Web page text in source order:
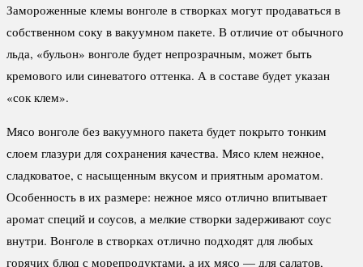
Замороженные клемы вонголе в створках могут продаваться в
собственном соку в вакуумном пакете. В отличие от обычного
льда, «бульон» вонголе будет непрозрачным, может быть
кремового или синеватого оттенка. А в составе будет указан
«сок клем».
Мясо вонголе без вакуумного пакета будет покрыто тонким
слоем глазури для сохранения качества. Мясо клем нежное,
сладковатое, с насыщенным вкусом и приятным ароматом.
Особенность в их размере: нежное мясо отлично впитывает
аромат специй и соусов, а мелкие створки задерживают соус
внутри. Вонголе в створках отлично подходят для любых
горячих блюд с морепродуктами, а их мясо — для салатов,